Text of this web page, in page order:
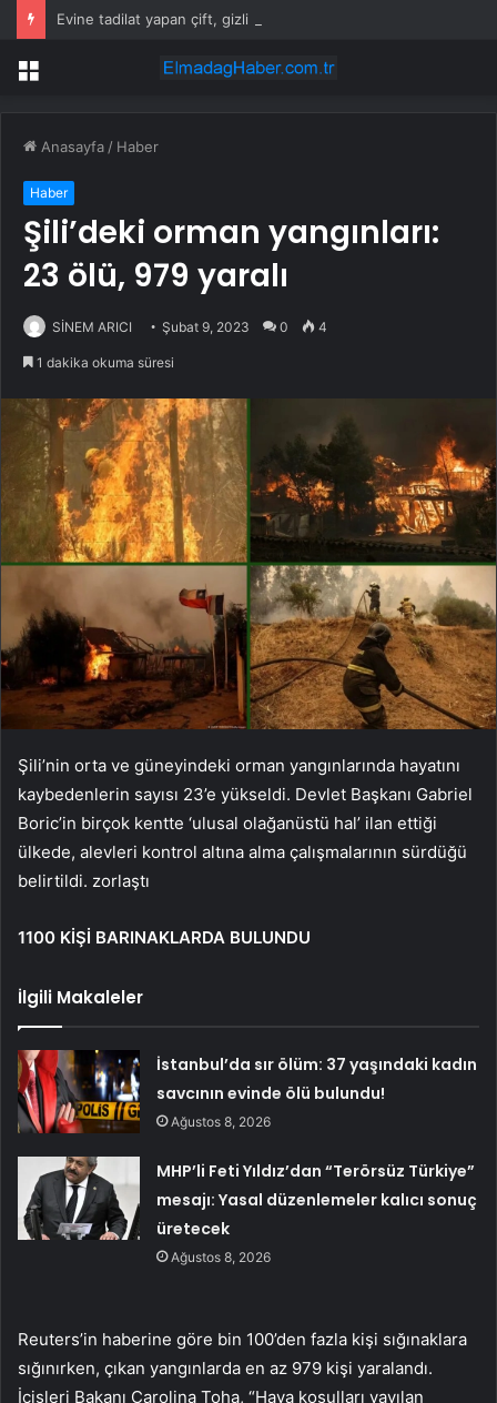
Menü
Anasayfa / Haber
Haber
Şili’deki orman yangınları:
23 ölü, 979 yaralı
SİNEM ARICI Şubat 9, 2023 0 4
1 dakika okuma süresi
Şili’nin orta ve güneyindeki orman yangınlarında hayatını
kaybedenlerin sayısı 23’e yükseldi. Devlet Başkanı Gabriel
Boric’in birçok kentte ‘ulusal olağanüstü hal’ ilan ettiği
ülkede, alevleri kontrol altına alma çalışmalarının sürdüğü
belirtildi. zorlaştı
1100 KİŞİ BARINAKLARDA BULUNDU
İlgili Makaleler
İstanbul’da sır ölüm: 37 yaşındaki kadın
savcının evinde ölü bulundu!
Ağustos 8, 2026
MHP’li Feti Yıldız’dan “Terörsüz Türkiye”
mesajı: Yasal düzenlemeler kalıcı sonuç
üretecek
Ağustos 8, 2026
Reuters’in haberine göre bin 100’den fazla kişi sığınaklara
sığınırken, çıkan yangınlarda en az 979 kişi yaralandı.
İçişleri Bakanı Carolina Toha, “Hava koşulları yayılan